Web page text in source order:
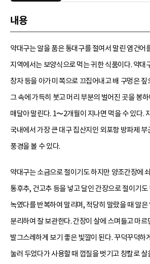
내용
약대구는 알을 품은 통대구를 절여서 말린 염건어
지역에서는 보양식으로 먹는 귀한 식품이다. 약대
창자 등을 아가미 쪽으로 끄집어내고 배 구멍은
그 속에 가득히 붓고 머리 부분의 벌어진 곳을 봉
매달아 말린다. 1〜2개월이 지나면 먹을 수 있다.
국내에서 가장 큰 대구 집산지인 외포항 방파제
풍경을 볼 수 있다.
약대구는 소금으로 절이기도 하지만 양조간장에
통후추, 건고추 등을 넣고 달인 간장으로 절이기
녹였다를 반복하여 말리며, 적당히 말랐을 때 알
분리하여 잘 보관한다. 간장이 살에 스며들고 마르
발그스레하게 보기 좋은 빛깔이 된다. 꾸덕꾸덕하
눌러 두었다가 사용할 때 껍질을 벗기고 창칼로